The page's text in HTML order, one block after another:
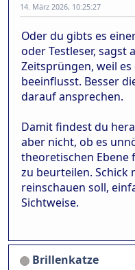
14. März 2026, 10:25:27
Oder du gibts es
oder Testleser, sagst
Zeitsprüngen, weil
beeinflusst. Besser
darauf ansprechen.
Damit findest du
aber nicht, ob es
theoretischen Ebene
zu beurteilen. Schick
reinschauen soll,
Sichtweise.
Brillenkatze